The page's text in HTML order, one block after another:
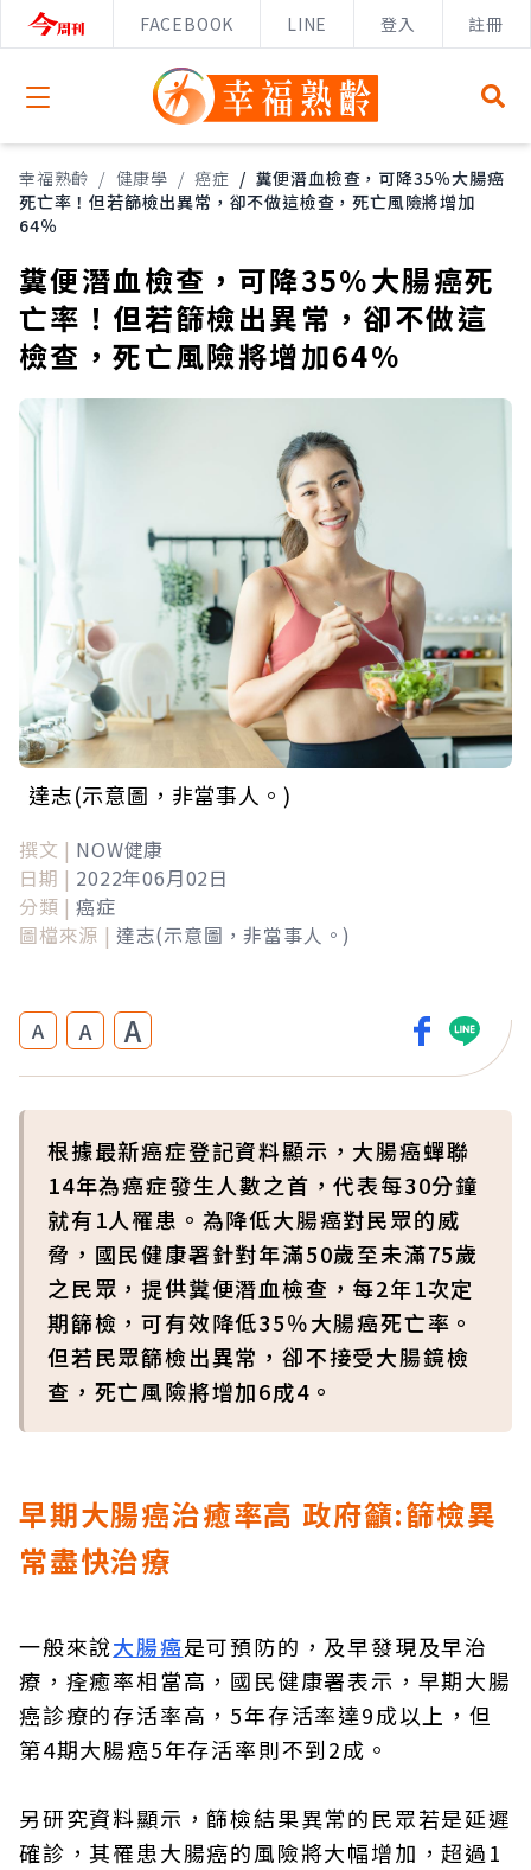
FACEBOOK LINE 登入 註冊
Open menu
幸福熟齡 / 健康學 / 癌症 / 糞便潛血檢查，可降35％大腸癌
死亡率！但若篩檢出異常，卻不做這檢查，死亡風險將增加
64％
糞便潛血檢查，可降35％大腸癌死
亡率！但若篩檢出異常，卻不做這
檢查，死亡風險將增加64％
達志(示意圖，非當事人。)
撰文 | NOW健康
日期 | 2022年06月02日
分類 | 癌症
圖檔來源 | 達志(示意圖，非當事人。)
A A A
根據最新癌症登記資料顯示，大腸癌蟬聯
14年為癌症發生人數之首，代表每30分鐘
就有1人罹患。為降低大腸癌對民眾的威
脅，國民健康署針對年滿50歲至未滿75歲
之民眾，提供糞便潛血檢查，每2年1次定
期篩檢，可有效降低35％大腸癌死亡率。
但若民眾篩檢出異常，卻不接受大腸鏡檢
查，死亡風險將增加6成4。
早期大腸癌治癒率高 政府籲:篩檢異
常盡快治療
一般來說大腸癌是可預防的，及早發現及早治
療，痊癒率相當高，國民健康署表示，早期大腸
癌診療的存活率高，5年存活率達9成以上，但
第4期大腸癌5年存活率則不到2成。
另研究資料顯示，篩檢結果異常的民眾若是延遲
確診，其罹患大腸癌的風險將大幅增加，超過1